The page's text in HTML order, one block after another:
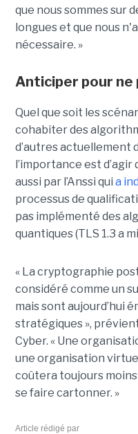
que nous sommes sur
longues et que nous
nécessaire. »
Anticiper pour ne
Quel que soit les
cohabiter des
d’autres actuellement
l’importance est
aussi par l’Anssi qui a
processus de
pas implémenté des
quantiques (TLS 1.3 a
« La cryptographie
considéré comme un
mais sont aujourd’hui
stratégiques »,
Cyber. « Une
une organisation
coûtera toujours
se faire cartonner. »
Article rédigé par